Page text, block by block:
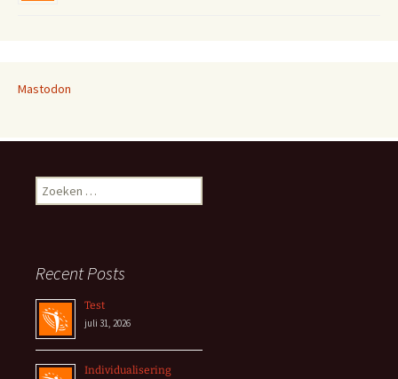
Mastodon
Zoeken
naar:
Recent Posts
Test
juli 31, 2026
Individualisering